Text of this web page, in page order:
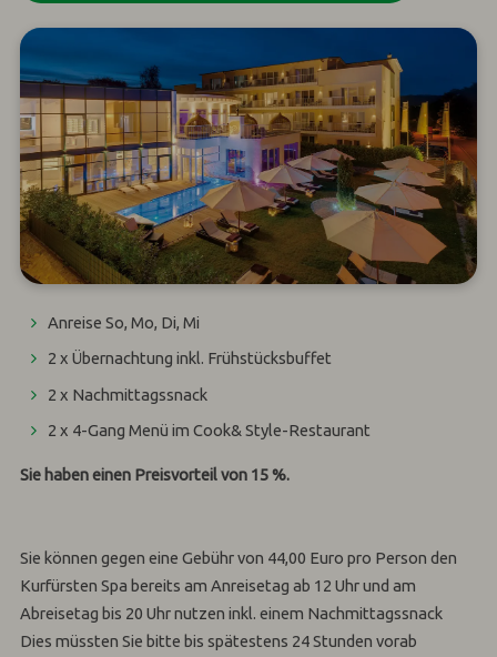
Anreise So, Mo, Di, Mi
2 x Übernachtung inkl. Frühstücksbuffet
2 x Nachmittagssnack
2 x 4-Gang Menü im Cook& Style-Restaurant
Sie haben einen Preisvorteil von 15 %.
Sie können gegen eine Gebühr von 44,00 Euro pro Person den
Kurfürsten Spa bereits am Anreisetag ab 12 Uhr und am
Abreisetag bis 20 Uhr nutzen inkl. einem Nachmittagssnack
Dies müssten Sie bitte bis spätestens 24 Stunden vorab